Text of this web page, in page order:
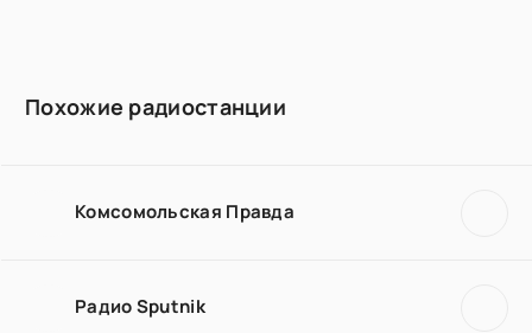
Похожие радиостанции
Комсомольская Правда
Радио Sputnik